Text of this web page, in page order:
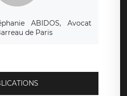
ABIDOS, Avocat
de Paris